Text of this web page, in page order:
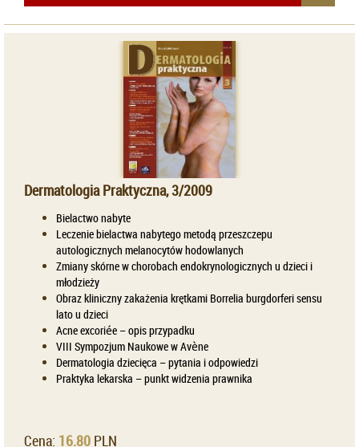
Dermatologia Praktyczna, 3/2009
Bielactwo nabyte
Leczenie bielactwa nabytego metodą przeszczepu
autologicznych melanocytów hodowlanych
Zmiany skórne w chorobach endokrynologicznych u dzieci i
młodzieży
Obraz kliniczny zakażenia krętkami Borrelia burgdorferi sensu
lato u dzieci
Acne excoriée – opis przypadku
VIII Sympozjum Naukowe w Avène
Dermatologia dziecięca – pytania i odpowiedzi
Praktyka lekarska – punkt widzenia prawnika
Cena: 16.80 PLN